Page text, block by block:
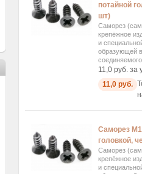
потайной
шт)
Саморез
крепёжное
и
образующей
11,0 руб. за
11,0 руб.
Саморез
головкой,
Саморез
крепёжное
и